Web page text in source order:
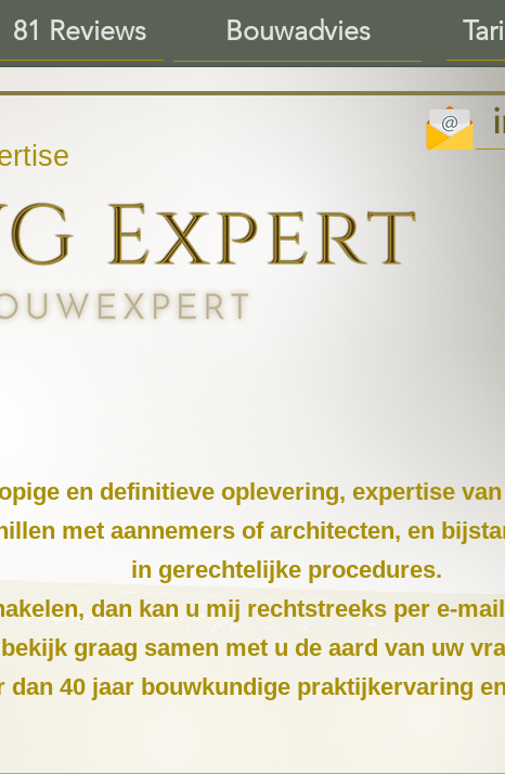
81 Reviews Bouwadvies
en definitieve oplevering, expertise
met aannemers of architecten, en
in gerechtelijke procedures.
dan kan u mij rechtstreeks per e-
graag samen met u de aard van uw
dan 40 jaar bouwkundige praktijkervaring